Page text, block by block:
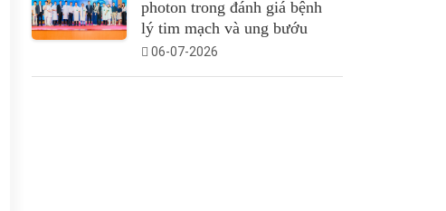
photon trong đánh giá bệnh
lý tim mạch và ung bướu
06-07-2026